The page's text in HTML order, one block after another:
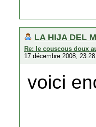
LA HIJA DEL
Re: le couscous doux
17 décembre 2008, 23:28
voici